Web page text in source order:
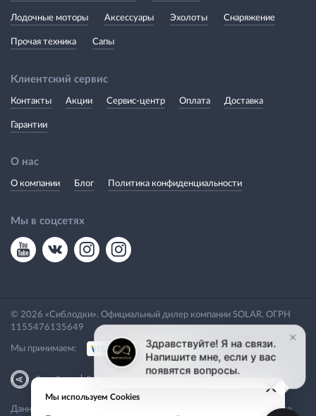
Лодочные моторы Аксессуары Эхолоты Снаряжение
Прочая техника Сапы
Клиентский сервис
Контакты Акции Сервис-центр Оплата Доставка
Гарантии
О нас
О компании Блог Политика конфиденциальности
Мы в соцсетях
© 2026 «Сиблодки». Официальный дилер компании SOLAR. ОГРН
1155476135649
Мы принимаем:
Разработка|Веб-аналитика
Данный сайт носит исключительно информационный характер. Все
×
Мы используем Cookies